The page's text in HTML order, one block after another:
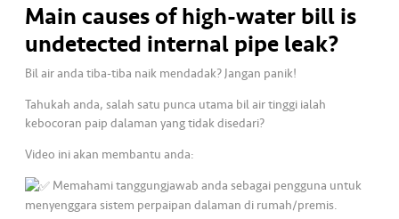
Main causes of high-water bill is
undetected internal pipe leak?
Bil air anda tiba-tiba naik mendadak? Jangan panik!
Tahukah anda, salah satu punca utama bil air tinggi ialah
kebocoran paip dalaman yang tidak disedari?
Video ini akan membantu anda:
Memahami tanggungjawab anda sebagai pengguna untuk
menyenggara sistem perpaipan dalaman di rumah/premis.
K
o
er
l
•••
•••
R
•••
•••